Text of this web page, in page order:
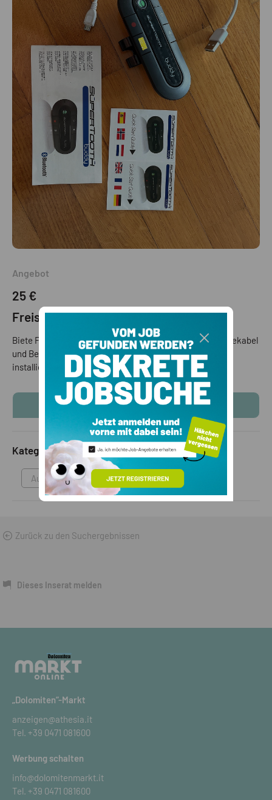
Angebot
25 €
Freisprechanlage für Auto
Biete Freisprechanlage SUPERTOOTH BUDDY mit Aufladekabel
und Beschreibung, funktioniert mit Bluetooth, einfach zu
installieren. Bitte nur telefonisch kontaktieren
KONTAKTINFOS ANZEIGEN
Kategorie
Autozubehör
Zurück zu den Suchergebnissen
Dieses Inserat melden
„Dolomiten“-Markt
anzeigen@athesia.it
Tel. +39 0471 081600
Werbung schalten
info@dolomitenmarkt.it
Tel. +39 0471 081600